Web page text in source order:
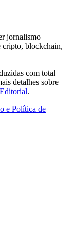
jornalismo
cripto, blockchain,
com total
detalhes sobre
.
e Política de